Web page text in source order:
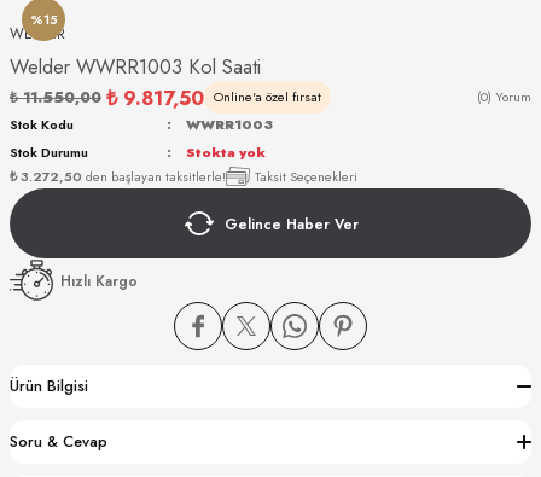
%15
WELDER
Welder WWRR1003 Kol Saati
₺ 11.550,00 ₺ 9.817,50 Online'a özel fırsat (0) Yorum
₺ 3.272,50 den başlayan taksitlerle! Taksit Seçenekleri
Stok Kodu
WWRR1003
Stok Durumu
Stokta yok
Gelince Haber Ver
Hızlı Kargo
Ürün Bilgisi
Soru & Cevap